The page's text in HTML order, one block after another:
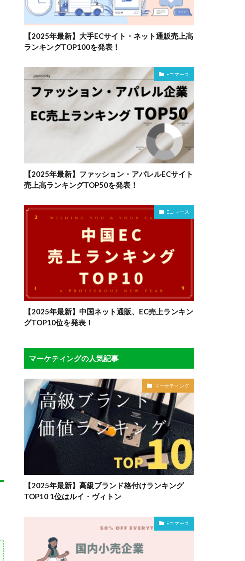
【2025年最新】大手ECサイト・ネット通販売上高
ランキングTOP100を発表！
Eコマース
【2025年最新】ファッション・アパレルECサイト
売上高ランキングTOP50を発表！
Eコマース
【2025年最新】中国ネット通販、EC売上ランキン
グTOP10位を発表！
マーケティングの人気記事
マーケティング
【2025年最新】高級ブランド格付けランキング
TOP10 1位はルイ・ヴィトン
Eコマース